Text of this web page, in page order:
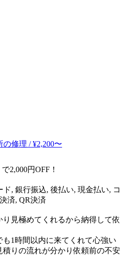
修理 / ¥2,200〜
2,000円OFF！
ド, 銀行振込, 後払い, 現金払い, コ
済, QR決済
り見極めてくれるから納得して依
も1時間以内に来てくれて心強い
積りの流れが分かり依頼前の不安